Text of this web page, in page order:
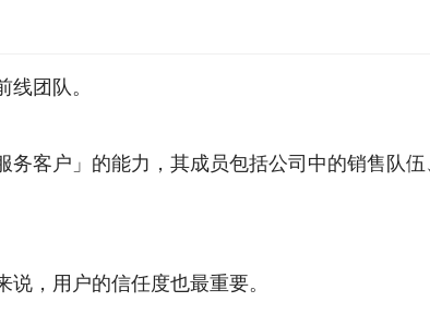
团队。
务客户」的能力，其成员包括公司中的销售队
，用户的信任度也最重要。